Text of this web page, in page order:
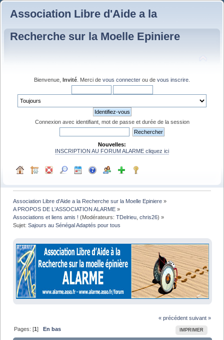
Association Libre d'Aide a la
Recherche sur la Moelle Epiniere
Bienvenue, Invité . Merci de vous connecter ou de vous inscrire
Connexion avec identifiant, mot de passe et durée de la session
Nouvelles:
INSCRIPTION AU FORUM ALARME cliquez ici
Association Libre d'Aide a la Recherche sur la Moelle Epiniere »
A PROPOS DE L'ASSOCIATION ALARME »
Associations et liens amis ! (Modérateurs:TDelrieu ,chris26) »
Sujet:Sajours au Sénégal Adaptés pour tous
« précédent suivant »
IMPRIMER
Pages: [1] En bas